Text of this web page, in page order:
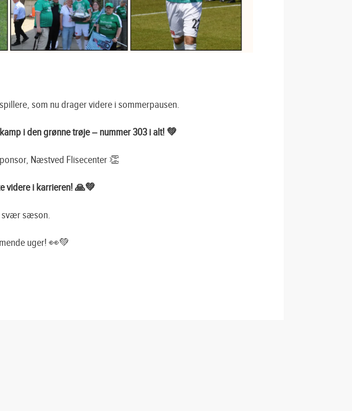
som nu drager videre i sommerpausen.
i den grønne trøje – nummer 303 i alt! 💚
Næstved Flisecenter 👏
videre i karrieren! 🙏💚
svær sæson.
uger! 👀💚